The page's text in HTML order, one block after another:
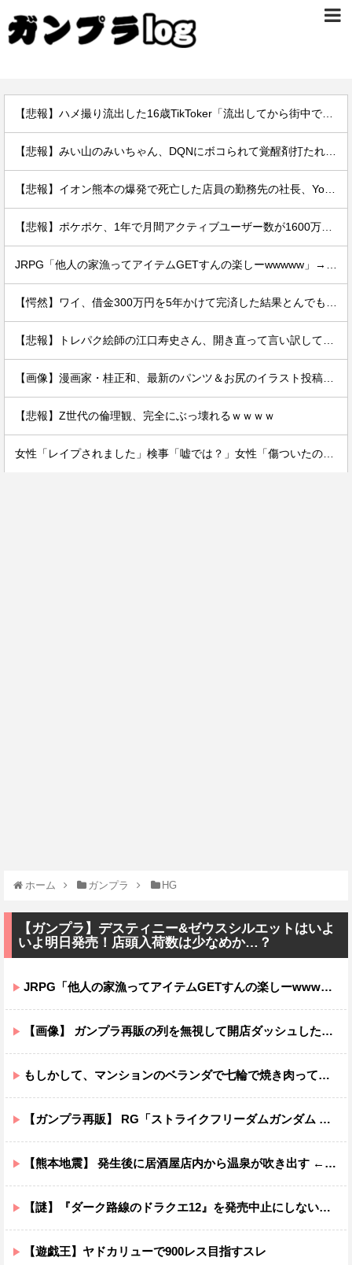
【悲報】Z世代の倫理観、完全にぶっ壊れるｗｗｗｗ
ホーム ガンプラ HG
【ガンプラ】デスティニー&ゼウスシルエットはいよ
いよ明日発売！店頭入荷数は少なめか…？
JRPG「他人の家漁ってアイテムGETすんの楽しーwwwww」→欧米で馬鹿にされてしまう
【画像】 ガンプラ再販の列を無視して開店ダッシュした客の末路…
もしかして、マンションのベランダで七輪で焼き肉ってダメなの？????
【ガンプラ再販】 RG「ストライクフリーダムガンダム ディアクティブモード」ほか【11時予約開始】
【熊本地震】 発生後に居酒屋店内から温泉が吹き出す ← これ前触れじゃね？
【謎】『ダーク路線のドラクエ12』を発売中止にしないといけなかった理由ってガチでなに？とりあえすだせばいいやん
【遊戯王】ヤドカリューで900レス目指すスレ